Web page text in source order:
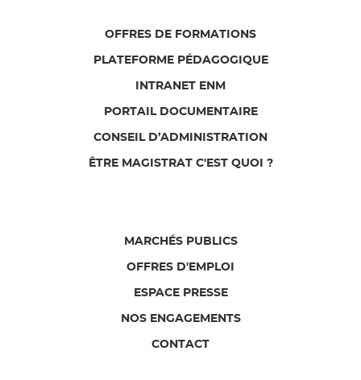
OFFRES DE FORMATIONS
PLATEFORME PÉDAGOGIQUE
INTRANET ENM
PORTAIL DOCUMENTAIRE
CONSEIL D’ADMINISTRATION
ÊTRE MAGISTRAT C'EST QUOI ?
MARCHÉS PUBLICS
OFFRES D'EMPLOI
ESPACE PRESSE
NOS ENGAGEMENTS
CONTACT